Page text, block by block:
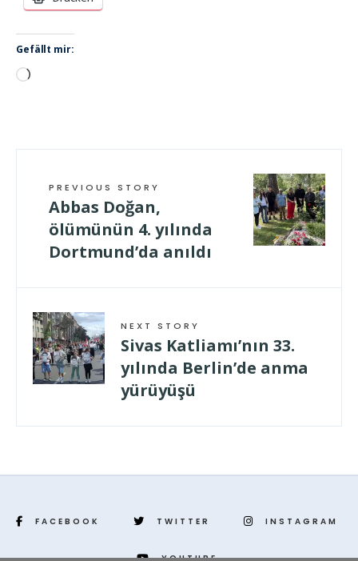
Gefällt mir:
Wird
PREVIOUS STORY
Abbas Doğan,
ölümünün 4. yılında
Dortmund’da anıldı
NEXT STORY
Sivas Katliamı’nın 33.
yılında Berlin’de anma
yürüyüşü
FACEBOOK TWITTER INSTAGRAM
YOUTUBE